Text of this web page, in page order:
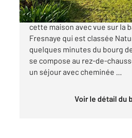
CENTURY 21 DUFEIL INVEST
cette maison avec vue sur la
Fresnaye qui est classée
quelques minutes du bourg
se compose au rez-de-
un séjour avec cheminée ...
Voir le détail du